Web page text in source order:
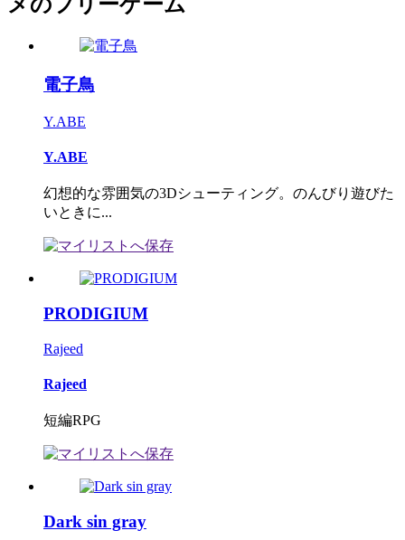
メのフリーゲーム
電子鳥
Y.ABE
Y.ABE
幻想的な雰囲気の3Dシューティング。のんびり遊びた
いときに...
PRODIGIUM
Rajeed
Rajeed
短編RPG
Dark sin gray